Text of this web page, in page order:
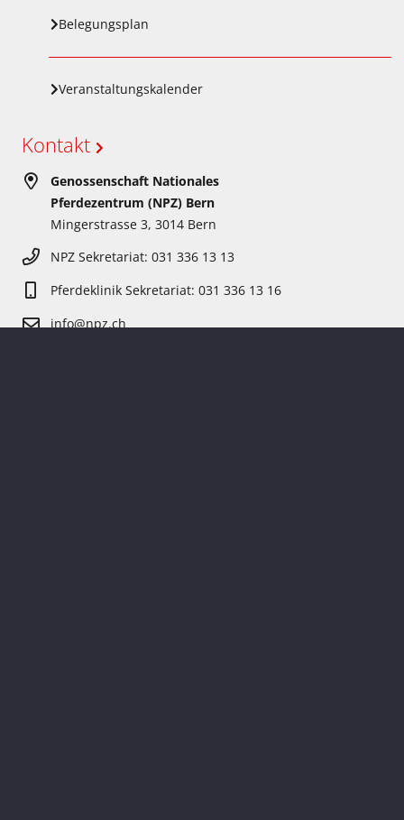
Belegungsplan
Veranstaltungskalender
Kontakt
Genossenschaft Nationales
Pferdezentrum (NPZ) Bern
Mingerstrasse 3, 3014 Bern
NPZ Sekretariat: 031 336 13 13
Pferdeklinik Sekretariat: 031 336 13 16
info@npz.ch